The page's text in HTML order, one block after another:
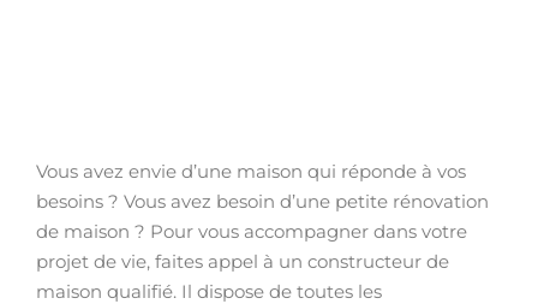
Vous avez envie d’une maison qui réponde à vos
besoins ? Vous avez besoin d’une petite rénovation
de maison ? Pour vous accompagner dans votre
projet de vie, faites appel à un constructeur de
maison qualifié. Il dispose de toutes les